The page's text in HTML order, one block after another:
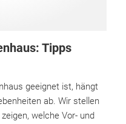
Tipps
geeignet ist, hängt
ab. Wir stellen
welche Vor- und